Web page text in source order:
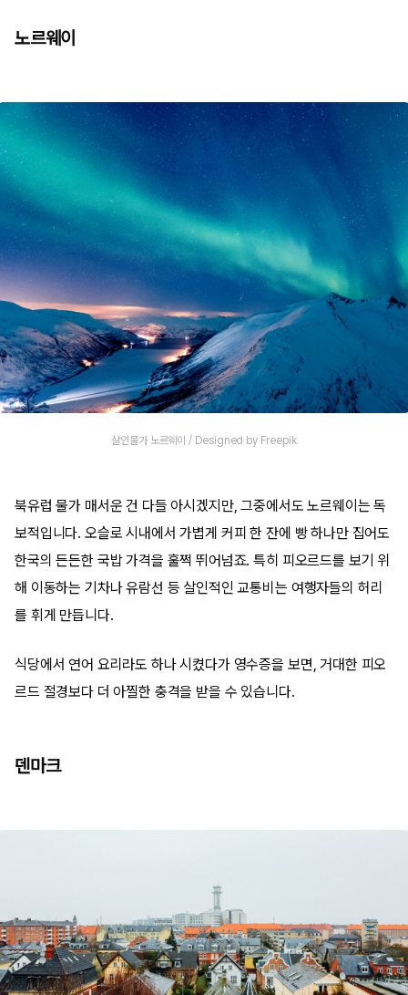
노르웨이
살인물가 노르웨이 / Designed by Freepik
북유럽 물가 매서운 건 다들 아시겠지만, 그중에서도 노르웨이는 독
보적입니다. 오슬로 시내에서 가볍게 커피 한 잔에 빵 하나만 집어도
한국의 든든한 국밥 가격을 훌쩍 뛰어넘죠. 특히 피오르드를 보기 위
해 이동하는 기차나 유람선 등 살인적인 교통비는 여행자들의 허리
를 휘게 만듭니다.
식당에서 연어 요리라도 하나 시켰다가 영수증을 보면, 거대한 피오
르드 절경보다 더 아찔한 충격을 받을 수 있습니다.
덴마크